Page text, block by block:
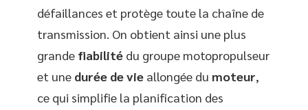
défaillances et protège toute la chaîne de
transmission. On obtient ainsi une plus
grande fiabilité du groupe motopropulseur
et une durée de vie allongée du moteur,
ce qui simplifie la planification des